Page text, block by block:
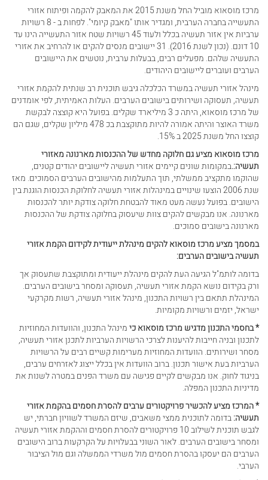
מרכז מוסאוא מוביל החל משנת 2015 את המאבק להקמה ופיתוח אזורי
התעשייה בחברה הערבית, ומגדיר אותו "מאבק קיומי". לפחות ב - 8 רשויות
ערביות אין אזור תעשיה בכלל ולעוד 45 רשויות שטח אזור התעשייה הינו עד
10 דונם. (נכון לשנת 2016). 31 יישובים מנסים להקים או להרחיב את אזורי
התעשיה שלהם. מפעלים רבים, בבעלות ערבית, נוטשים את היישובים
הערבים ועוברים ליישובים היהודים.
מינהל אזורי תעשיה במשרד הכלכלה גיבש תוכנית רב שנתית להקמת אזורי
תעשיה, תעסוקה ושירותים בישובים הערבים. העלות האמיתית, לפי אומדנים
של מרכז מוסאוא, היתה כ 3 מיליארד שקלים. בפועל היא קוצצה לבקשת
משרד האוצר והיתה אמורה להיות מתוקצבת בכ 478 מיליון שקלים, שגם הם
קוצצו החל משנת 2025 ב 15%.
מרכז מוסאוא מציע גם חלוקה מחדש של ההכנסות מארנונה מאזורי
תעשיה:.במקומות שונים קיימים אזורי תעשיה ליישובים יהודים קטנים,
שהוקמו מתקציב ממשלתי, תוך התעלמות מהישובים הערבים הסמוכים. מאז
שנת 2006 הוצעו שינויים במינהלות אזורי תעשיה לחלוקת הכנסות הוגנת בין
הישובים. בפועל נעשה מעט מאוד להבטחת חלוקה צודקת יותר להכנסות
מארנונה. אנו מבקשים להקים צוות שיעסוק בחלוקה צודקת של ההכנסות
מארנונה בישובים סמוכים.
במסמך מציע מרכז מוסאוא להקים מינהלת ייעודית לקידום הקמת אזורי
תעשיה בישובים הערבים:
בדומה לותמ"ל הגיעה העת להקים מינהלת ייעודית ומתוקצבת שתעסוק אך
ורק בקידום נושא הקמת אזורי תעשיה, תעסוקה ומסחר בישובים הערבים.
המינהלת תתאם בין רשויות התכנון, מינהל אזורי תעשיה, רשות מקרקעי
ישראל, יזמים ורשויות מקומיות.
* בחסמי התכנון מדגיש מרכז מוסאוא כימינהל התכנון, והוועדות המחוזיות
לתכנון ובניה חייבות להיענות לצרכי הרשויות הערביות לתכנן אזורי תעשיה,
מסחר ושירותים. הוועדות המחוזיות מערימות קשיים רבים על הרשויות
הערביות בעת אישור תכנון. ברוב הוועדות אין בכלל ייצוג לאזרחים ערבים,
בניגוד לחוק. אנו מבקשים לקיים פגישה עם משרד הפנים במטרה לשנות את
מדיניות התכנון המפלה.
* המרכז מציע להכשיר פרויקטורים ערבים להסרת חסמים בהקמת אזורי
תעשיה:בדומה לתוכנית ממצי משאבים, שיזם המשרד לשוויון חברתי, יש
לגבש תוכנית לשילוב 10 פרויקטורים להסרת חסמים וההקמת אזורי תעשיה
ומסחר בישובים הערבים. לאור השוני בבעלויות על הקרקעות ברוב הישובים
הערבים הם יעסקו בהסרת חסמים מול משרדי הממשלה וגם מול הציבור
הערבי.